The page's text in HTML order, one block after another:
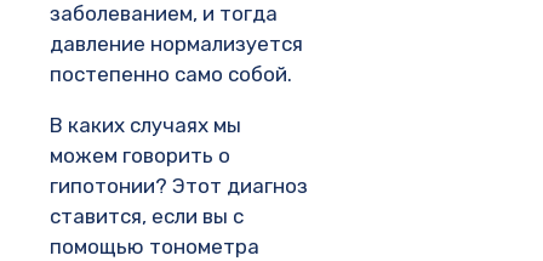
заболеванием, и тогда
давление нормализуется
постепенно само собой.
В каких случаях мы
можем говорить о
гипотонии? Этот диагноз
ставится, если вы с
помощью тонометра